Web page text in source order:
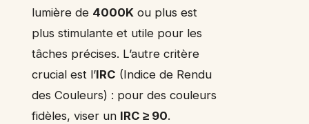
lumière de 4000K ou plus est
plus stimulante et utile pour les
tâches précises. L’autre critère
crucial est l’IRC (Indice de Rendu
des Couleurs) : pour des couleurs
fidèles, viser un IRC ≥ 90.